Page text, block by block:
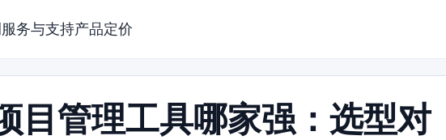
服务与支持产品定价
目管理工具哪家强：选型对